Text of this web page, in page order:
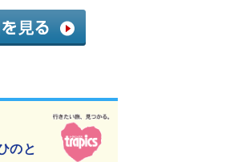
のと